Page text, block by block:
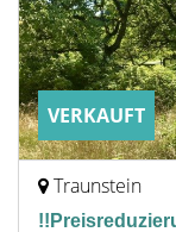
VERKAUFT
Traunstein